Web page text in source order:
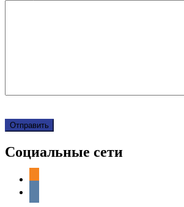
Социальные сети